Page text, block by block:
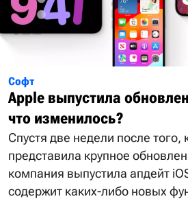
Софт
Аpple выпустила
что изменилось?
Спустя две недели после того,
представила крупное
компания выпустила апдейт
содержит каких-либо новых